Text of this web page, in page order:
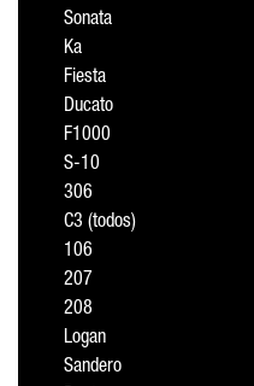
Sonata
Ka
Fiesta
Ducato
F1000
S-10
306
C3 (todos)
106
207
208
Logan
Sandero